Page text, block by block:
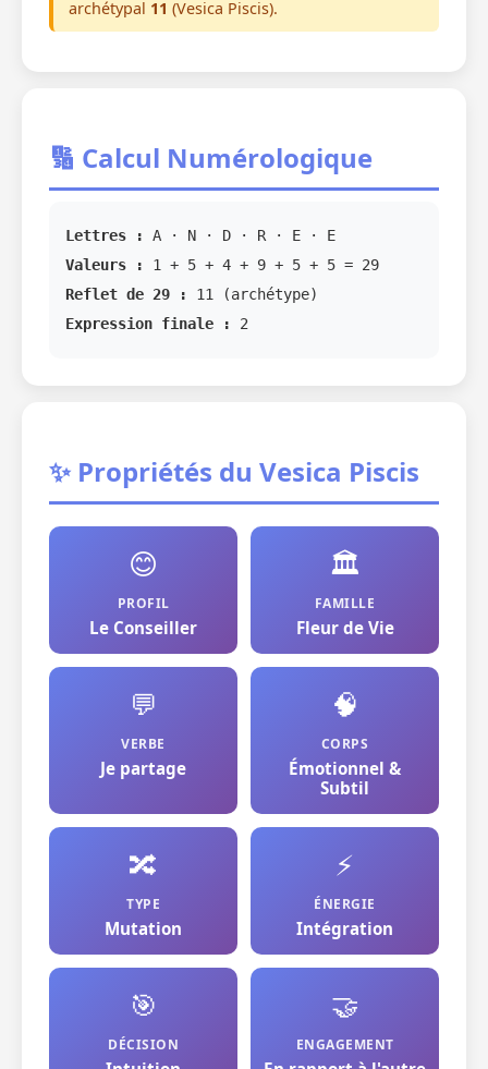
archétypal 11 (Vesica Piscis).
🔢 Calcul Numérologique
Lettres :
A · N · D · R · E · E
Valeurs :
1 + 5 + 4 + 9 + 5 + 5 = 29
Reflet de 29 :
11 (archétype)
Expression finale :
2
✨ Propriétés du Vesica Piscis
😊
PROFIL
Le Conseiller
🏛️
FAMILLE
Fleur de Vie
💬
VERBE
Je partage
🧠
CORPS
Émotionnel &
Subtil
🔀
TYPE
Mutation
⚡
ÉNERGIE
Intégration
🎯
DÉCISION
🤝
ENGAGEMENT